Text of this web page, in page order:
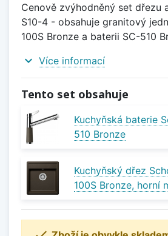
Cenově zvýhodněný set dřezu
S10-4 - obsahuje granitový
100S Bronze a baterii SC-510
expand_more Více informací
Tento set obsahuje
Kuchyňská baterie
510 Bronze
Kuchyňský dřez
100S Bronze, horní